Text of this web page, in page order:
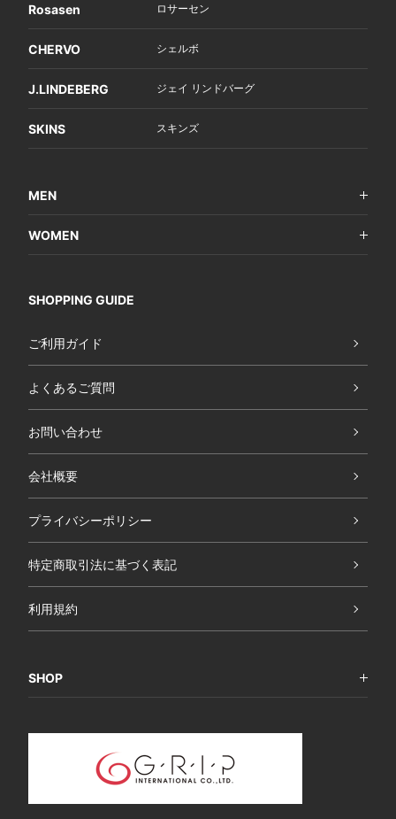
Rosasen ロサーセン
CHERVO シェルボ
J.LINDEBERG ジェイ リンドバーグ
SKINS スキンズ
MEN
WOMEN
SHOPPING GUIDE
ご利用ガイド
よくあるご質問
お問い合わせ
会社概要
プライバシーポリシー
特定商取引法に基づく表記
利用規約
SHOP